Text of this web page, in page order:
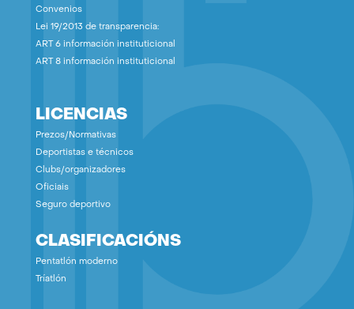
Convenios
Lei 19/2013 de transparencia:
ART 6 información instituticional
ART 8 información instituticional
LICENCIAS
Prezos/Normativas
Deportistas e técnicos
Clubs/organizadores
Oficiais
Seguro deportivo
CLASIFICACIÓNS
Pentatlón moderno
Tríatlón